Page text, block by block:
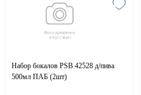
Набор бокалов PSB 42528 д/пива
500мл ПАБ (2шт)